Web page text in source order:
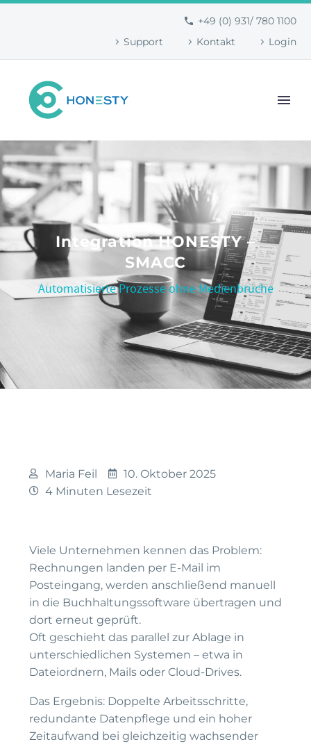
+49 (0) 931/ 780 1100
Support
Kontakt Login
Integration HONESTY –
SMACC
Automatisierte Prozesse ohne Medienbrüche
Maria Feil
10. Oktober 2025
4 Minuten Lesezeit
Viele Unternehmen kennen das Problem:
Rechnungen landen per E-Mail im
Posteingang, werden anschließend manuell
in die Buchhaltungssoftware übertragen und
dort erneut geprüft.
Oft geschieht das parallel zur Ablage in
unterschiedlichen Systemen – etwa in
Dateiordnern, Mails oder Cloud-Drives.
Das Ergebnis: Doppelte Arbeitsschritte,
redundante Datenpflege und ein hoher
Zeitaufwand bei gleichzeitig wachsender